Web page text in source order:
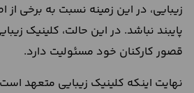
زیبایی، در این زمینه نسبت به برخی
پایبند نباشد. در این حالت، کلینیک
قصور کارکنان خود مسئولیت دارد.
نهایت اینکه کلینیک زیبایی متعهد